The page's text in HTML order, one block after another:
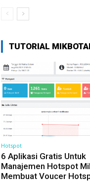
TUTORIAL
Hotspot
6 Aplikasi Gratis Untuk
Manajemen Hotspot
Membuat Voucer